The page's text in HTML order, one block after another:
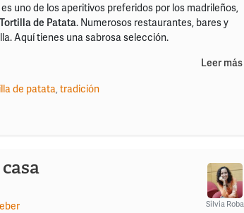
uno de los aperitivos preferidos por los madrileños,
de Patata. Numerosos restaurantes, bares y
Aquí tienes una sabrosa selección.
Leer más
de patata,tradición
Silvia Roba